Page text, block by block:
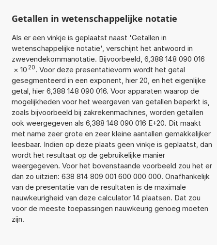
Getallen in wetenschappelijke notatie
Als er een vinkje is geplaatst naast 'Getallen in
wetenschappelijke notatie', verschijnt het antwoord in
zwevendekommanotatie. Bijvoorbeeld, 6,388 148 090 016
× 10 20. Voor deze presentatievorm wordt het getal
gesegmenteerd in een exponent, hier 20, en het eigenlijke
getal, hier 6,388 148 090 016. Voor apparaten waarop de
mogelijkheden voor het weergeven van getallen beperkt is,
zoals bijvoorbeeld bij zakrekenmachines, worden getallen
ook weergegeven als 6,388 148 090 016 E+20. Dit maakt
met name zeer grote en zeer kleine aantallen gemakkelijker
leesbaar. Indien op deze plaats geen vinkje is geplaatst, dan
wordt het resultaat op de gebruikelijke manier
weergegeven. Voor het bovenstaande voorbeeld zou het er
dan zo uitzien: 638 814 809 001 600 000 000. Onafhankelijk
van de presentatie van de resultaten is de maximale
nauwkeurigheid van deze calculator 14 plaatsen. Dat zou
voor de meeste toepassingen nauwkeurig genoeg moeten
zijn.